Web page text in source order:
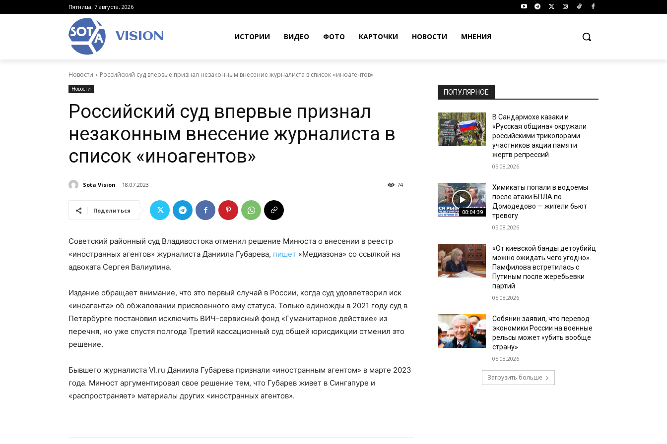
Пятница, 7 августа, 2026
VISION ИСТОРИИ ВИДЕО ФОТО КАРТОЧКИ НОВОСТИ МНЕНИЯ
Новости Российский суд впервые признал незаконным внесение журналиста в список «иноагентов»
Новости
Российский суд впервые признал
незаконным внесение журналиста в
список «иноагентов»
Sota Vision 18.07.2023 74
Поделиться
Советский районный суд Владивостока отменил решение Минюста о внесении в реестр
«иностранных агентов» журналиста Даниила Губарева, пишет «Медиазона» со ссылкой на
адвоката Сергея Валиулина.
Издание обращает внимание, что это первый случай в России, когда суд удовлетворил иск
«иноагента» об обжаловании присвоенного ему статуса. Только единожды в 2021 году суд в
Петербурге постановил исключить ВИЧ-сервисный фонд «Гуманитарное действие» из
перечня, но уже спустя полгода Третий кассационный суд общей юрисдикции отменил это
решение.
Бывшего журналиста Vl.ru Даниила Губарева признали «иностранным агентом» в марте 2023
года. Минюст аргументировал свое решение тем, что Губарев живет в Сингапуре и
«распространяет» материалы других «иностранных агентов».
ПОПУЛЯРНОЕ
В Сандармохе казаки и
«Русская община» окружали
российскими триколорами
участников акции памяти
жертв репрессий
05.08.2026
00:04:39
Химикаты попали в водоемы
после атаки БПЛА по
Домодедово — жители бьют
тревогу
05.08.2026
«От киевской банды детоубийц
можно ожидать чего угодно».
Памфилова встретилась с
Путиным после жеребьевки
партий
05.08.2026
Собянин заявил, что перевод
экономики России на военные
рельсы может «убить вообще
страну»
05.08.2026
Загрузить больше